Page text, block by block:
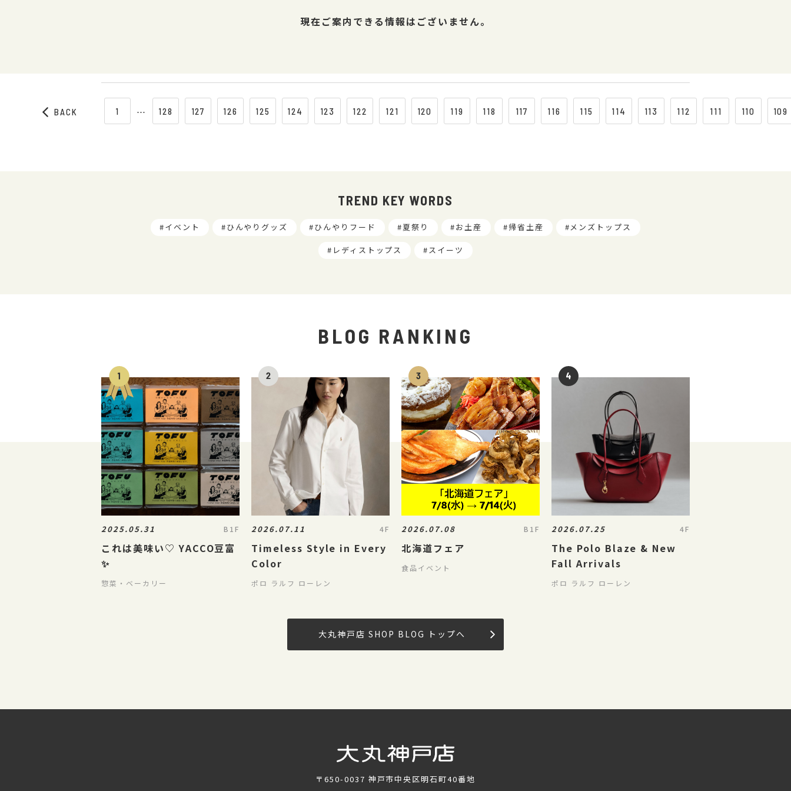
現在ご案内できる情報はございません。
BACK 1 ⋯ 128 127 126 125 124 123 122 121 120 119 118 117 116 115 114 113 112 111 110 109
TREND KEY WORDS
イベント ひんやりグッズ ひんやりフード 夏祭り お土産 帰省土産 メンズトップス
レディストップス スイーツ
BLOG RANKING
2025.05.31 B1F
これは美味い♡ YACCO豆富
✨
惣菜・ベーカリー
2026.07.11 4F
Timeless Style in Every
Color
ポロ ラルフ ローレン
2026.07.08 B1F
北海道フェア
食品イベント
2026.07.25 4F
The Polo Blaze & New
Fall Arrivals
ポロ ラルフ ローレン
大丸神戸店 SHOP BLOG トップへ
〒650-0037 神戸市中央区明石町40番地